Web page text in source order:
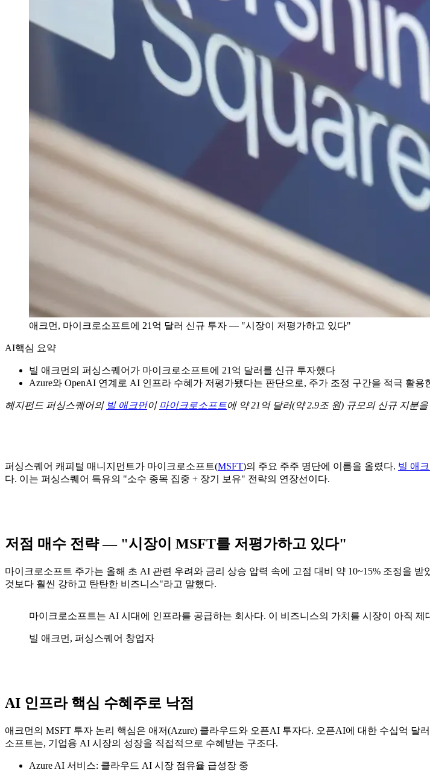
애크먼, 마이크로소프트에 21억 달러 신규 투자 — "시장이 저평가하고 있다"
AI핵심 요약
빌 애크먼의 퍼싱스퀘어가 마이크로소프트에 21억 달러를 신규 투자했다
Azure와 OpenAI 연계로 AI 인프라 수혜가 저평가됐다는 판단으로, 주가 조정 구간을 적극 활용
헤지펀드 퍼싱스퀘어의 빌 애크먼이 마이크로소프트에 약 21억 달러(약 2.9조 원) 규모의 신규 지분
퍼싱스퀘어 캐피털 매니지먼트가 마이크로소프트(MSFT)의 주요 주주 명단에 이름을 올렸다. 빌 애크
다. 이는 퍼싱스퀘어 특유의 "소수 종목 집중 + 장기 보유" 전략의 연장선이다.
저점 매수 전략 — "시장이 MSFT를 저평가하고 있다"
마이크로소프트 주가는 올해 초 AI 관련 우려와 금리 상승 압력 속에 고점 대비 약 10~15% 조정을
것보다 훨씬 강하고 탄탄한 비즈니스"라고 말했다.
마이크로소프트는 AI 시대에 인프라를 공급하는 회사다. 이 비즈니스의 가치를 시장이 아직 제
빌 애크먼, 퍼싱스퀘어 창업자
AI 인프라 핵심 수혜주로 낙점
애크먼의 MSFT 투자 논리 핵심은 애저(Azure) 클라우드와 오픈AI 투자다. 오픈AI에 대한 수십억
소프트는, 기업용 AI 시장의 성장을 직접적으로 수혜받는 구조다.
Azure AI 서비스: 클라우드 AI 시장 점유율 급성장 중